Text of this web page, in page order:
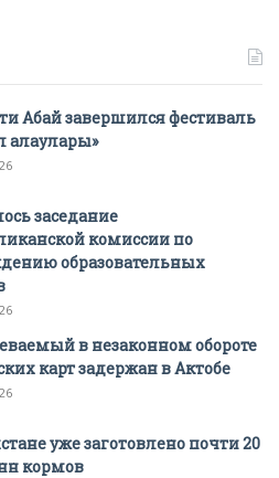
Абай завершился фестиваль
алаулары»
заседание
комиссии по
образовательных
в незаконном обороте
карт задержан в Актобе
уже заготовлено почти 20
кормов